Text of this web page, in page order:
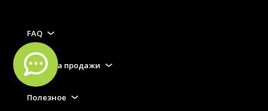
FAQ
Правила продажи
Полезное